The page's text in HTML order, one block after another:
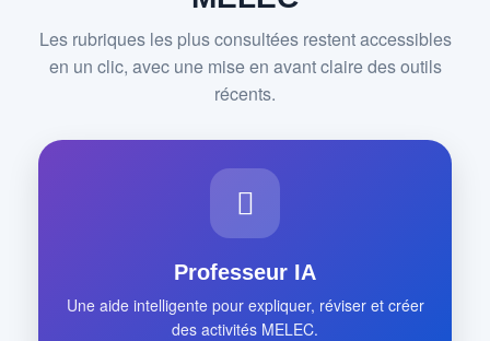
Les rubriques les plus consultées restent accessibles
en un clic, avec une mise en avant claire des outils
récents.
Professeur IA
Une aide intelligente pour expliquer, réviser et créer
des activités MELEC.